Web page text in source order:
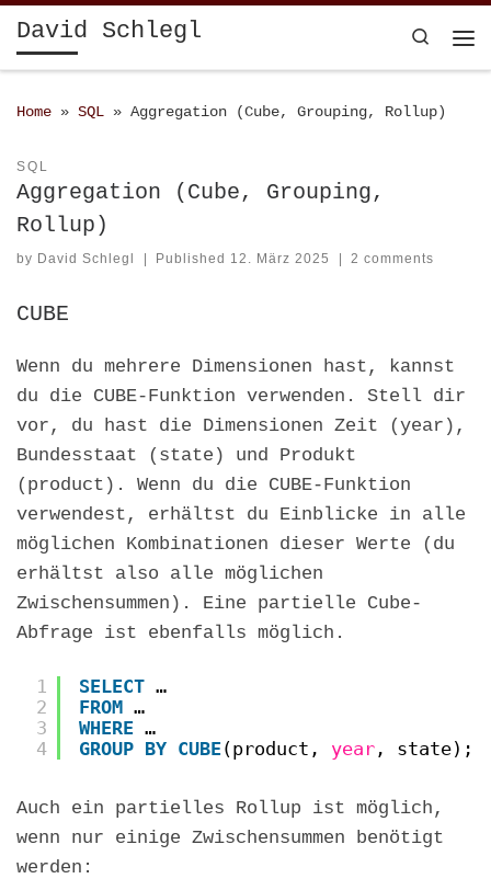
Skip to content
David Schlegl Search
Home » SQL » Aggregation (Cube, Grouping, Rollup)
SQL
Aggregation (Cube, Grouping,
Rollup)
by David Schlegl Published 12. März 2025 2 comments
CUBE
Wenn du mehrere Dimensionen hast, kannst
du die CUBE-Funktion verwenden. Stell dir
vor, du hast die Dimensionen Zeit (year),
Bundesstaat (state) und Produkt
(product). Wenn du die CUBE-Funktion
verwendest, erhältst du Einblicke in alle
möglichen Kombinationen dieser Werte (du
erhältst also alle möglichen
Zwischensummen). Eine partielle Cube-
Abfrage ist ebenfalls möglich.
1
2
3
4
SELECT …
FROM …
WHERE …
GROUP BY CUBE(product, year , state);
Auch ein partielles Rollup ist möglich,
wenn nur einige Zwischensummen benötigt
werden: